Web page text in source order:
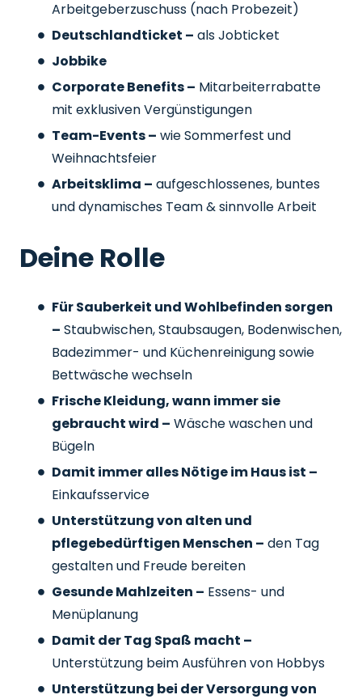
Arbeitgeberzuschuss (nach Probezeit)
Deutschlandticket – als Jobticket
Jobbike
Corporate Benefits – Mitarbeiterrabatte
mit exklusiven Vergünstigungen
Team-Events – wie Sommerfest und
Weihnachtsfeier
Arbeitsklima – aufgeschlossenes, buntes
und dynamisches Team & sinnvolle Arbeit
Deine Rolle
Für Sauberkeit und Wohlbefinden sorgen
– Staubwischen, Staubsaugen, Bodenwischen,
Badezimmer- und Küchenreinigung sowie
Bettwäsche wechseln
Frische Kleidung, wann immer sie
gebraucht wird – Wäsche waschen und
Bügeln
Damit immer alles Nötige im Haus ist –
Einkaufsservice
Unterstützung von alten und
pflegebedürftigen Menschen – den Tag
gestalten und Freude bereiten
Gesunde Mahlzeiten – Essens- und
Menüplanung
Damit der Tag Spaß macht –
Unterstützung beim Ausführen von Hobbys
Unterstützung bei der Versorgung von